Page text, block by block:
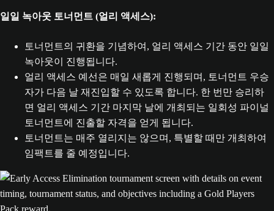
일일 녹아웃 토너먼트 (얼리 액세스):
토너먼트의 귀환을 기념하여, 얼리 액세스 기간 동안 일일
녹아웃이 진행됩니다.
얼리 액세스 예선은 매일 새롭게 진행되며, 토너먼트 우승
자가 다음 날 재진입할 수 있도록 합니다. 한 번만 승리하
면 얼리 액세스 기간 마지막 날에 개최되는 일회성 파이널
토너먼트에 진출할 자격을 얻게 됩니다.
토너먼트는 매주 열리지는 않으며, 특별할 때만 개최하여
임팩트를 줄 예정입니다.